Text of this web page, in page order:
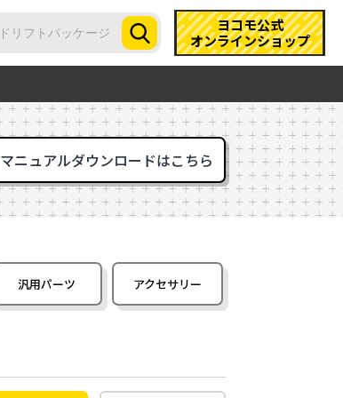
ヨコモ公式
オンラインショップ
マニュアルダウンロードはこちら
汎用パーツ アクセサリー